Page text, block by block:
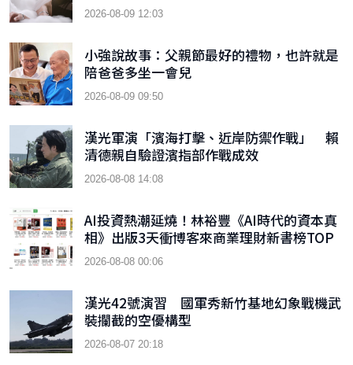
2026-08-09 12:03
小強說故事：父親節最好的禮物，也許就是
陪爸爸多坐一會兒
2026-08-09 09:50
漢光軍演「濱海打擊、近岸防禦作戰」 賴
清德親自驗證濱指部作戰成效
2026-08-08 14:08
AI投資熱潮延燒！林裕豐《AI時代的資本真
相》出版3天衝博客來商業理財新書榜TOP
9
2026-08-08 00:06
漢光42號演習 國軍秀新竹基地幻象戰機武
裝攔截的空優構型
2026-08-07 20:18